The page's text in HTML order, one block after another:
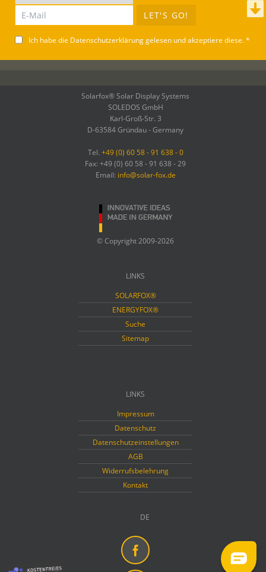
LET'S GO!
Ich habe die Datenschutzerklärunggelesen und akzeptiere diese. *
Solarfox® Solar Display Systems
SOLEDOS GmbH
Karl-Groß-Str. 3
D-63584 Gründau - Germany
Tel. +49 (0) 60 58 - 91 638 - 0
Fax: +49 (0) 60 58 - 91 638 - 29
Email: info@solar-fox.de
© Copyright 2009-2026
LINKS
SOLARFOX®
ENERGYFOX®
Suche
Sitemap
LINKS
Impressum
Datenschutz
Datenschutzeinstellungen
AGB
Widerrufsbelehrung
Kontakt
DE
Facebook